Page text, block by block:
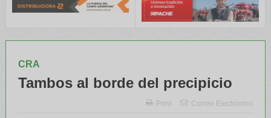
CRA
Tambos al borde del precipicio
Print Correo Electrónico